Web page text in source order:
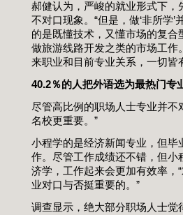
郝健认为，严峻的就业形式下
不对口现象。“但是，做‘非所学
的是既懂技术，又懂市场的复
做旅游线路开发之类的市场工作
来职业和目前专业关系，一切皆
40.2％的人把外语选为最热门专
尽管高比例的职场人士专业并不
名校更重要。”
小程学的是经济新闻专业，但毕
作。尽管工作成绩还不错，但
济学，工作起来会更加有效率，
业对口与否挺重要的。”
调查显示，绝大部分职场人士觉